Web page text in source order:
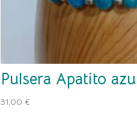
Pulsera Apatito
31,00 €